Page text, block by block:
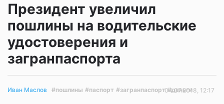
Президент увеличил
пошлины на водительские
удостоверения и
загранпаспорта
Иван Маслов #пошлины #паспорт #загранпаспорт #деньги
04.07.2018, 12:17